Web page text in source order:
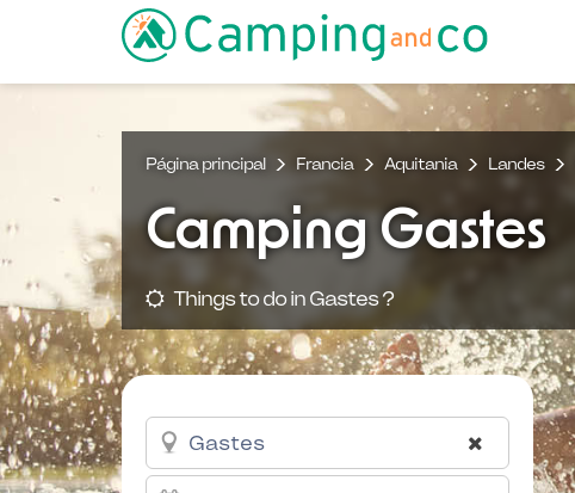
Página principal Francia Aquitania Landes
Camping Gastes
Things to do in Gastes ?